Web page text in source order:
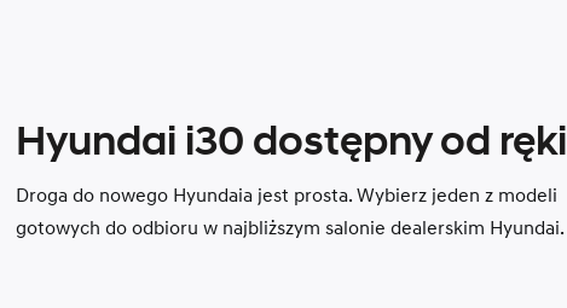
Hyundai i30 dostępny od ręki
Droga do nowego Hyundaia jest prosta. Wybierz jeden z modeli
gotowych do odbioru w najbliższym salonie dealerskim Hyundai.